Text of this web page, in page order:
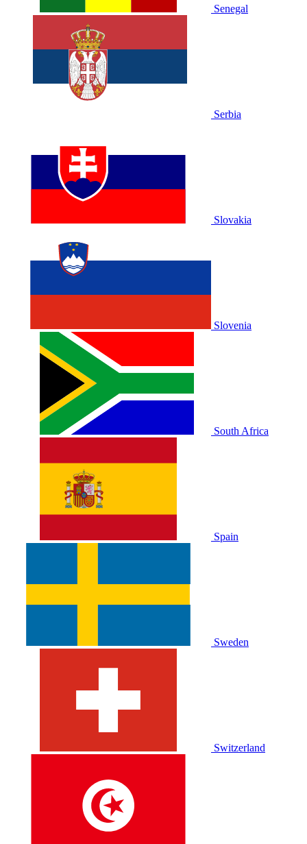
Senegal
Serbia
Slovakia
Slovenia
South Africa
Spain
Sweden
Switzerland